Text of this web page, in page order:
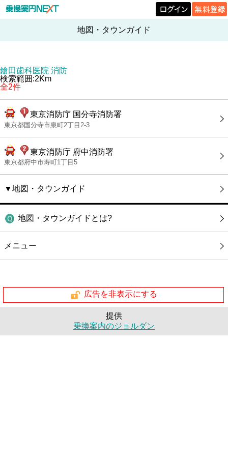
地図・タウンガイド
鎗田歯科医院 消防
検索範囲:2Km
全2件
東京消防庁 国分寺消防署
東京都国分寺市泉町2丁目2-3
東京消防庁 府中消防署
東京都府中市寿町1丁目5
▼地図・タウンガイド
地図・タウンガイドとは?
メニュー
広告を非表示にする
提供
乗換案内のジョルダン